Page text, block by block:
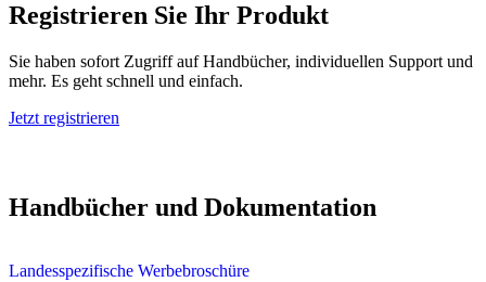
Registrieren Sie Ihr Produkt
Sie haben sofort Zugriff auf Handbücher, individuellen Support und
mehr. Es geht schnell und einfach.
Jetzt registrieren
Handbücher und Dokumentation
Landesspezifische Werbebroschüre